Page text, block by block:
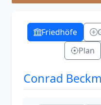
Friedhöfe
Plan
Conrad